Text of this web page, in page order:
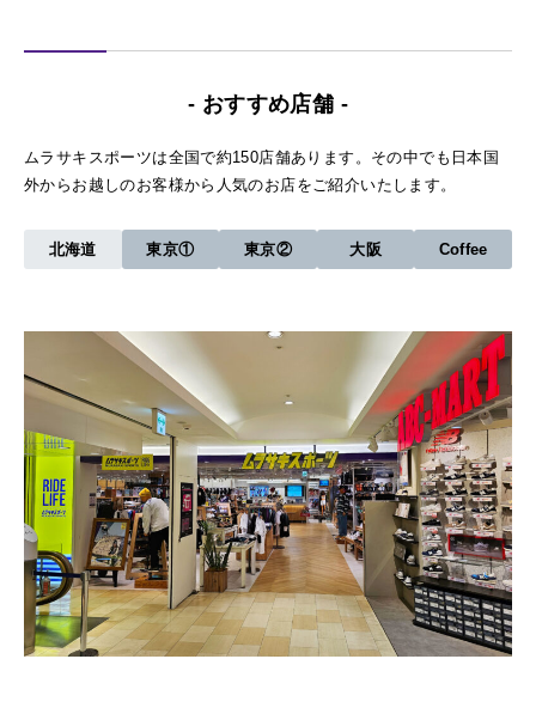
- おすすめ店舗 -
ムラサキスポーツは全国で約150店舗あります。その中でも日本国
外からお越しのお客様から人気のお店をご紹介いたします。
北海道 東京① 東京② 大阪 Coffee